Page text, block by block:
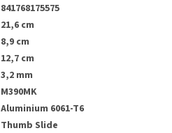
841768175575
21,6 cm
8,9 cm
12,7 cm
3,2 mm
M390MK
Aluminium 6061-T6
Thumb Slide